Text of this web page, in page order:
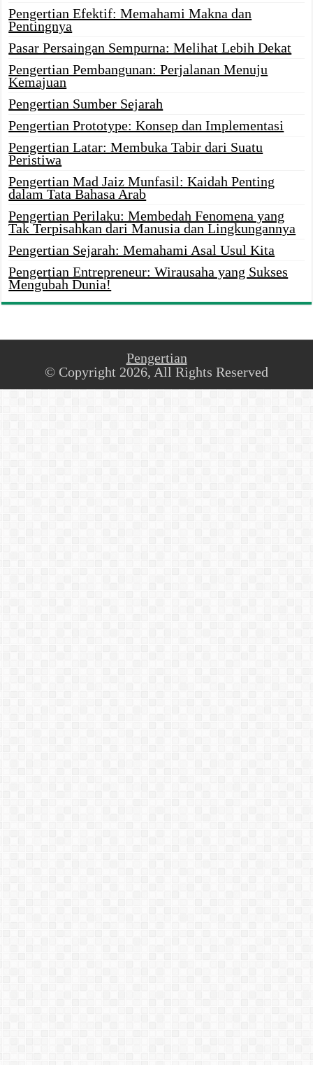
Pengertian Efektif: Memahami Makna dan
Pentingnya
Pasar Persaingan Sempurna: Melihat Lebih Dekat
Pengertian Pembangunan: Perjalanan Menuju
Kemajuan
Pengertian Sumber Sejarah
Pengertian Prototype: Konsep dan Implementasi
Pengertian Latar: Membuka Tabir dari Suatu
Peristiwa
Pengertian Mad Jaiz Munfasil: Kaidah Penting
dalam Tata Bahasa Arab
Pengertian Perilaku: Membedah Fenomena yang
Tak Terpisahkan dari Manusia dan Lingkungannya
Pengertian Sejarah: Memahami Asal Usul Kita
Pengertian Entrepreneur: Wirausaha yang Sukses
Mengubah Dunia!
Pengertian
© Copyright 2026, All Rights Reserved